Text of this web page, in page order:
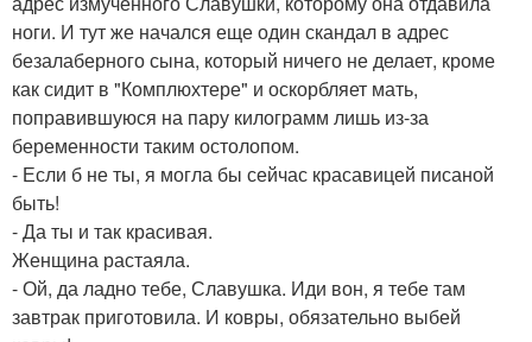
ноги. И тут же начался еще один скандал в адрес
безалаберного сына, который ничего не делает, кроме
как сидит в "Комплюхтере" и оскорбляет мать,
поправившуюся на пару килограмм лишь из-за
беременности таким остолопом.
- Если б не ты, я могла бы сейчас красавицей писаной
быть!
- Да ты и так красивая.
Женщина растаяла.
- Ой, да ладно тебе, Славушка. Иди вон, я тебе там
завтрак приготовила. И ковры, обязательно выбей